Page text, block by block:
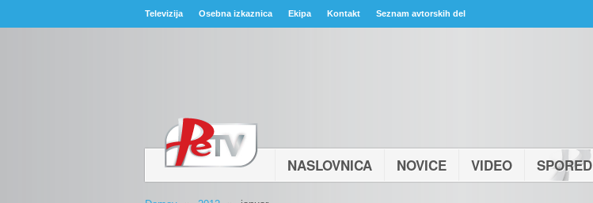
Televizija Osebna izkaznica Ekipa Kontakt Seznam avtorskih del
NASLOVNICA NOVICE VIDEO SPORED